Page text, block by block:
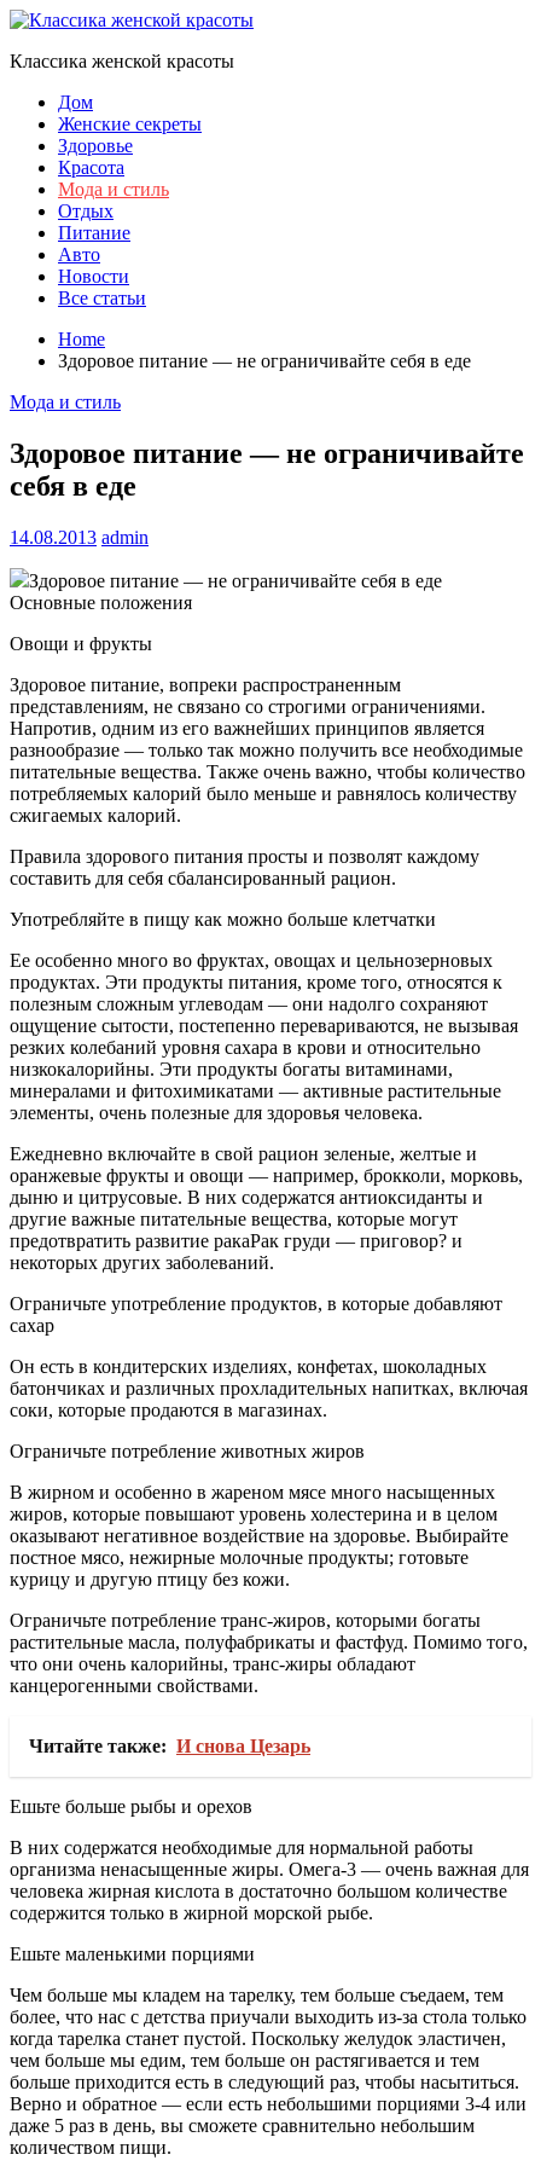
Skip
content
Классика женской красоты
Дом
Женские секреты
Здоровье
Красота
Мода и стиль
Отдых
Питание
Авто
Новости
Все статьи
Home
Здоровое питание — не ограничивайте себя в еде
Мода и стиль
Здоровое питание — не ограничивайте
себя в еде
14.08.2013 admin
Здоровое питание — не ограничивайте себя в еде
Основные положения
Овощи и фрукты
Здоровое питание, вопреки распространенным
представлениям, не связано со строгими ограничениями.
Напротив, одним из его важнейших принципов является
разнообразие — только так можно получить все необходимые
питательные вещества. Также очень важно, чтобы количество
потребляемых калорий было меньше и равнялось количеству
сжигаемых калорий.
Правила здорового питания просты и позволят каждому
составить для себя сбалансированный рацион.
Употребляйте в пищу как можно больше клетчатки
Ее особенно много во фруктах, овощах и цельнозерновых
продуктах. Эти продукты питания, кроме того, относятся к
полезным сложным углеводам — они надолго сохраняют
ощущение сытости, постепенно перевариваются, не вызывая
резких колебаний уровня сахара в крови и относительно
низкокалорийны. Эти продукты богаты витаминами,
минералами и фитохимикатами — активные растительные
элементы, очень полезные для здоровья человека.
Ежедневно включайте в свой рацион зеленые, желтые и
оранжевые фрукты и овощи — например, брокколи, морковь,
дыню и цитрусовые. В них содержатся антиоксиданты и
другие важные питательные вещества, которые могут
предотвратить развитие ракаРак груди — приговор? и
некоторых других заболеваний.
Ограничьте употребление продуктов, в которые добавляют
сахар
Он есть в кондитерских изделиях, конфетах, шоколадных
батончиках и различных прохладительных напитках, включая
соки, которые продаются в магазинах.
Ограничьте потребление животных жиров
В жирном и особенно в жареном мясе много насыщенных
жиров, которые повышают уровень холестерина и в целом
оказывают негативное воздействие на здоровье. Выбирайте
постное мясо, нежирные молочные продукты; готовьте
курицу и другую птицу без кожи.
Ограничьте потребление транс-жиров, которыми богаты
растительные масла, полуфабрикаты и фастфуд. Помимо того,
что они очень калорийны, транс-жиры обладают
канцерогенными свойствами.
Читайте также: И снова Цезарь
Ешьте больше рыбы и орехов
В них содержатся необходимые для нормальной работы
организма ненасыщенные жиры. Омега-3 — очень важная для
человека жирная кислота в достаточно большом количестве
содержится только в жирной морской рыбе.
Ешьте маленькими порциями
Чем больше мы кладем на тарелку, тем больше съедаем, тем
более, что нас с детства приучали выходить из-за стола только
когда тарелка станет пустой. Поскольку желудок эластичен,
чем больше мы едим, тем больше он растягивается и тем
больше приходится есть в следующий раз, чтобы насытиться.
Верно и обратное — если есть небольшими порциями 3-4 или
даже 5 раз в день, вы сможете сравнительно небольшим
количеством пищи.